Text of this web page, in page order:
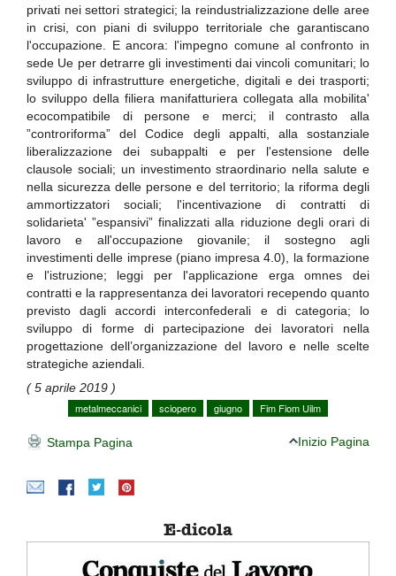
privati nei settori strategici; la reindustrializzazione delle aree
in crisi, con piani di sviluppo territoriale che garantiscano
l'occupazione. E ancora: l'impegno comune al confronto in
sede Ue per detrarre gli investimenti dai vincoli comunitari; lo
sviluppo di infrastrutture energetiche, digitali e dei trasporti;
lo sviluppo della filiera manifatturiera collegata alla mobilita'
ecocompatibile di persone e merci; il contrasto alla
”controriforma” del Codice degli appalti, alla sostanziale
liberalizzazione dei subappalti e per l'estensione delle
clausole sociali; un investimento straordinario nella salute e
nella sicurezza delle persone e del territorio; la riforma degli
ammortizzatori sociali; l'incentivazione di contratti di
solidarieta' ”espansivi” finalizzati alla riduzione degli orari di
lavoro e all'occupazione giovanile; il sostegno agli
investimenti delle imprese (piano impresa 4.0), la formazione
e l'istruzione; leggi per l'applicazione erga omnes dei
contratti e la rappresentanza dei lavoratori recependo quanto
previsto dagli accordi interconfederali e di categoria; lo
sviluppo di forme di partecipazione dei lavoratori nella
progettazione dell’organizzazione del lavoro e nelle scelte
strategiche aziendali.
( 5 aprile 2019 )
metalmeccanici
sciopero giugno Fim Fiom Uilm
Stampa Pagina Inizio Pagina
E-dicola